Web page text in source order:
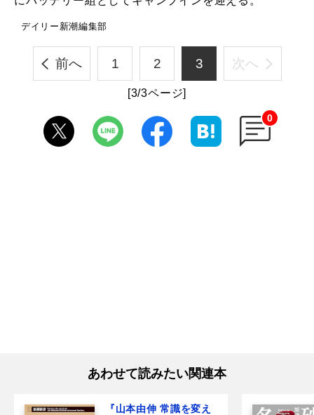
デイリー新潮編集部
前へ 1 2 3 次へ
[3/3ページ]
0
あわせて読みたい関連本
『山本由伸 常識を変え